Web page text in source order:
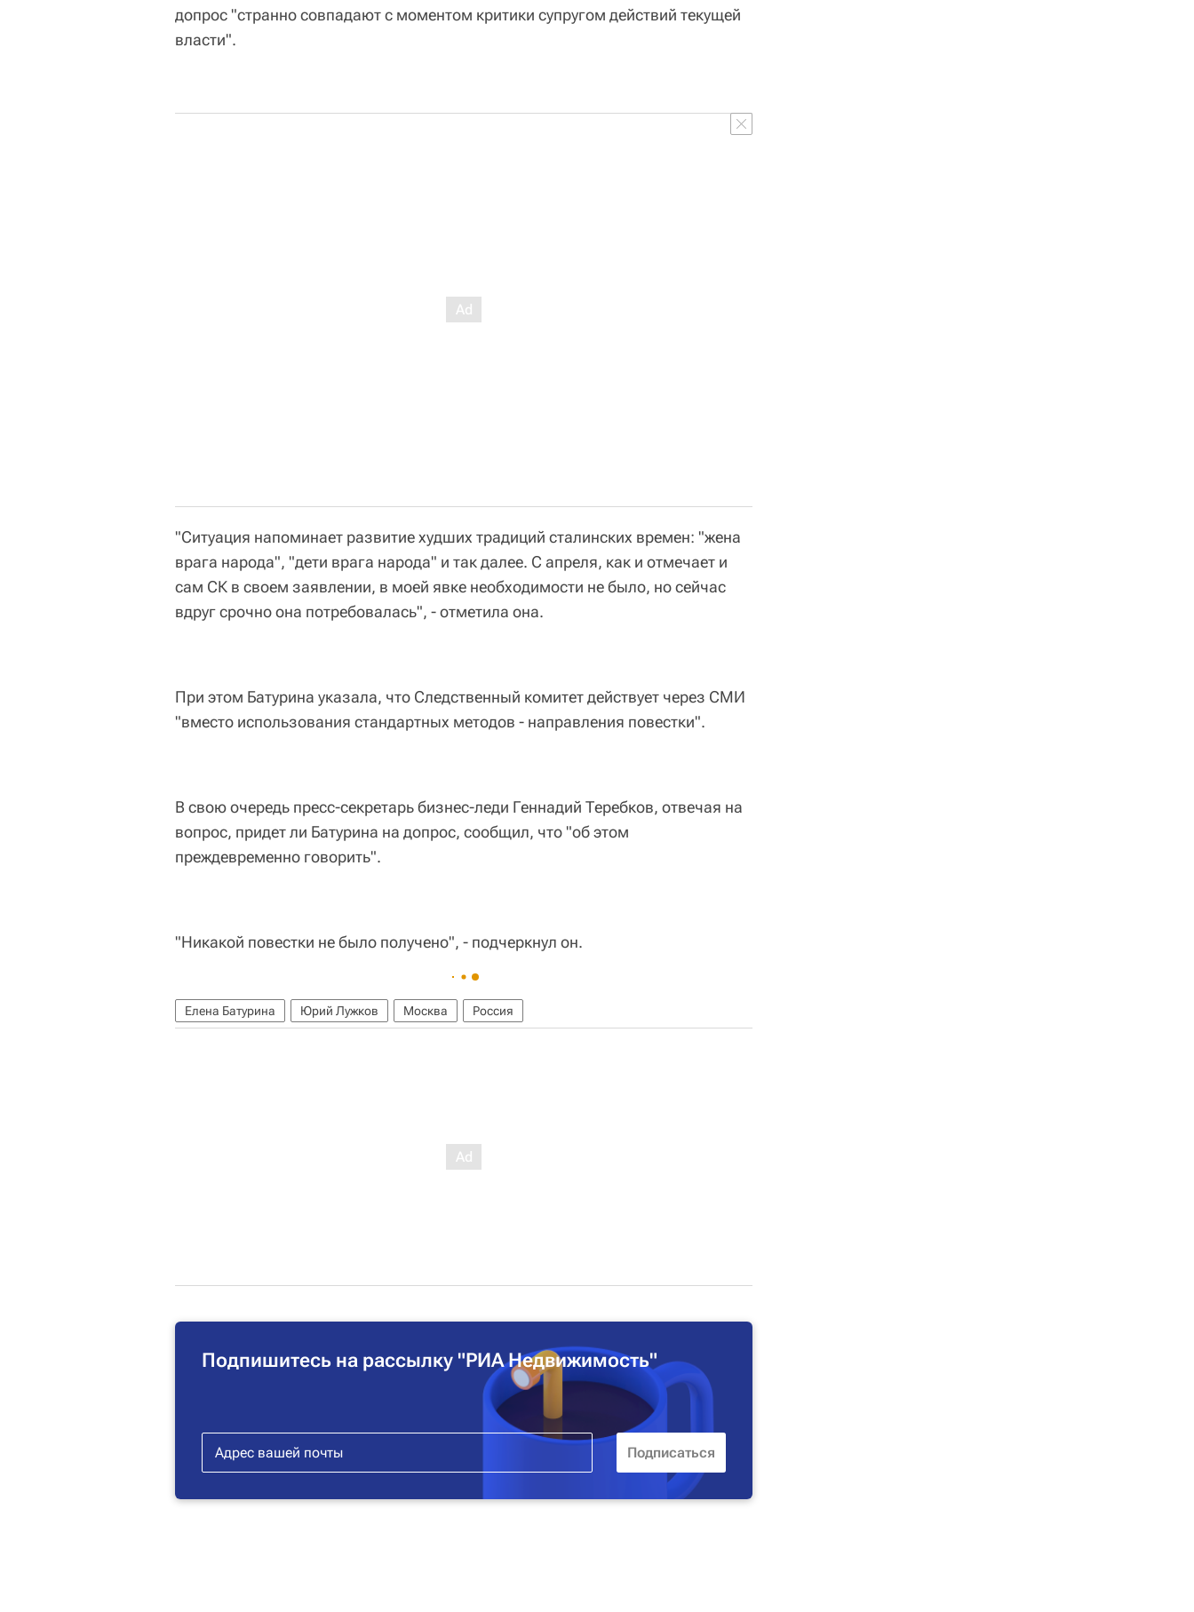
допрос "странно совпадают с моментом критики супругом действий текущей
власти".
"Ситуация напоминает развитие худших традиций сталинских времен: "жена
врага народа", "дети врага народа" и так далее. С апреля, как и отмечает и
сам СК в своем заявлении, в моей явке необходимости не было, но сейчас
вдруг срочно она потребовалась", - отметила она.
При этом Батурина указала, что Следственный комитет действует через СМИ
"вместо использования стандартных методов - направления повестки".
В свою очередь пресс-секретарь бизнес-леди Геннадий Теребков, отвечая на
вопрос, придет ли Батурина на допрос, сообщил, что "об этом
преждевременно говорить".
"Никакой повестки не было получено", - подчеркнул он.
Елена Батурина Юрий Лужков Москва Россия
Подпишитесь на рассылку "РИА Недвижимость"